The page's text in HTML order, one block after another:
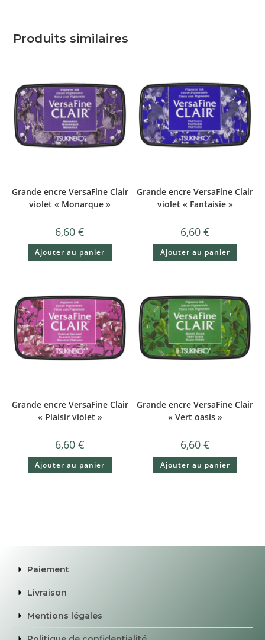
Produits similaires
Grande encre VersaFine Clair
violet « Monarque »
6,60€
Ajouter au panier
Grande encre VersaFine Clair
violet « Fantaisie »
6,60 €
Ajouter au panier
Grande encre VersaFine Clair
« Plaisir violet »
6,60€
Ajouter au panier
Grande encre VersaFine Clair
« Vert oasis »
6,60 €
Ajouter au panier
Paiement
Livraison
Mentions légales